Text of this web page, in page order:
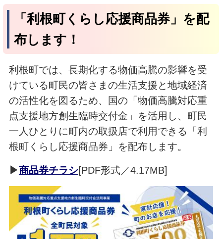
「利根町くらし応援商品券」を配
布します！
利根町では、長期化する物価高騰の影響を受
けている町民の皆さまの生活支援と地域経済
の活性化を図るため、国の「物価高騰対応重
点支援地方創生臨時交付金」を活用し、町民
一人ひとりに町内の取扱店で利用できる「利
根町くらし応援商品券」を配布します。
▶商品券チラシ[PDF形式／4.17MB]